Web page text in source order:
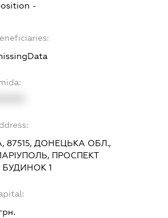
-
87515, ДОНЕЦЬКА ОБЛ.,
ПРОСПЕКТ
БУДИНОК 1